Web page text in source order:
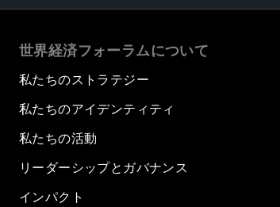
世界経済フォーラムについて
私たちのストラテジー
私たちのアイデンティティ
私たちの活動
リーダーシップとガバナンス
インパクト